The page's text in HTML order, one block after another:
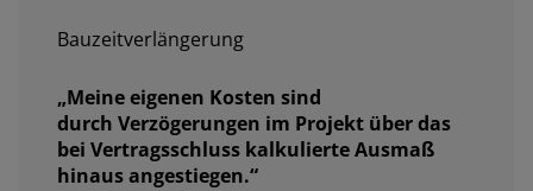
Bauzeitverlängerung
„Meine eigenen Kosten sind
durch Verzögerungen im Projekt über das
bei Vertragsschluss kalkulierte Ausmaß
hinaus angestiegen.“